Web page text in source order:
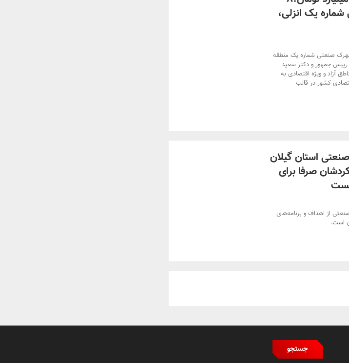
یک انزلی،
در شهرک صنعتی شماره یک منطقه
رییس جمهور و دکتر سعید
آزاد و ویژه اقتصادی به
کشور در قالب
استان گیلان
صرفا برای
از اهداف و برنامه‌های
است.
جستجو